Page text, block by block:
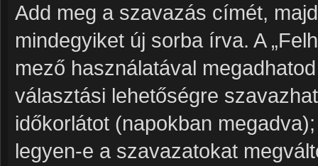
Add meg a szavazás címét,
mindegyiket új sorba írva. A
mező használatával
választási lehetőségre
időkorlátot (napokban
legyen-e a szavazatokat